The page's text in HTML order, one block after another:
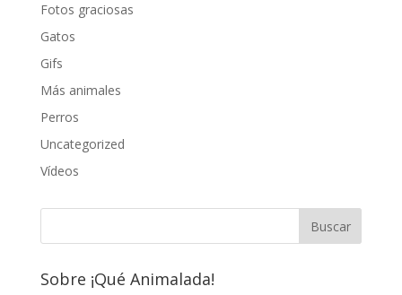
Fotos graciosas
Gatos
Gifs
Más animales
Perros
Uncategorized
Vídeos
Sobre ¡Qué Animalada!